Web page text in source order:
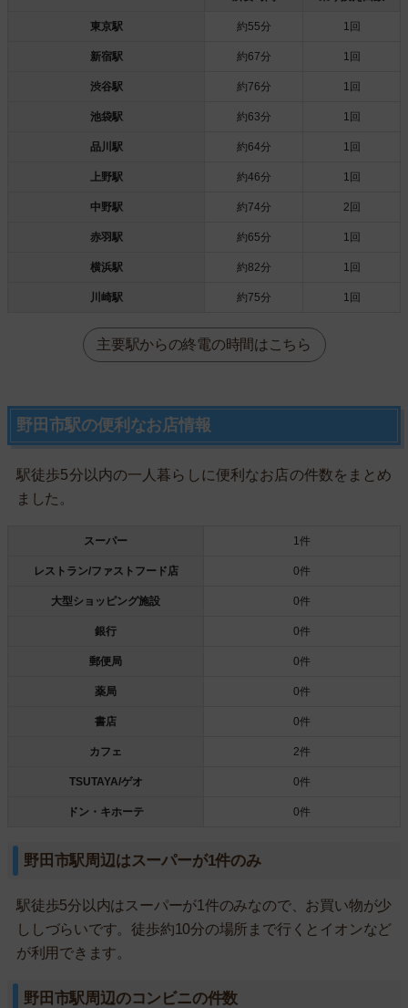
東京駅 約55分 1回
新宿駅 約67分 1回
渋谷駅 約76分 1回
池袋駅 約63分 1回
品川駅 約64分 1回
上野駅 約46分 1回
中野駅 約74分 2回
赤羽駅 約65分 1回
横浜駅 約82分 1回
川崎駅 約75分 1回
主要駅からの終電の時間はこちら
野田市駅の便利なお店情報
駅徒歩5分以内の一人暮らしに便利なお店の件数をまとめ
ました。
スーパー 1件
レストラン/ファストフード店 0件
大型ショッピング施設 0件
銀行 0件
郵便局 0件
薬局 0件
書店 0件
カフェ 2件
TSUTAYA/ゲオ 0件
ドン・キホーテ 0件
野田市駅周辺はスーパーが1件のみ
駅徒歩5分以内はスーパーが1件のみなので、お買い物が少
ししづらいです。徒歩約10分の場所まで行くとイオンなど
が利用できます。
野田市駅周辺のコンビニの件数